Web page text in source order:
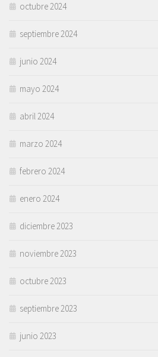
octubre 2024
septiembre 2024
junio 2024
mayo 2024
abril 2024
marzo 2024
febrero 2024
enero 2024
diciembre 2023
noviembre 2023
octubre 2023
septiembre 2023
junio 2023